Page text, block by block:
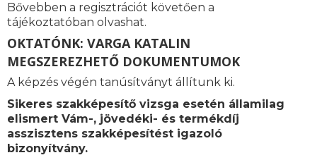
Bővebben a regisztrációt követően a
tájékoztatóban olvashat.
OKTATÓNK: VARGA KATALIN
MEGSZEREZHETŐ DOKUMENTUMOK
A képzés végén tanúsítványt állítunk ki.
Sikeres szakképesítő vizsga esetén államilag
elismert Vám-, jövedéki- és termékdíj
asszisztens szakképesítést igazoló
bizonyítvány.